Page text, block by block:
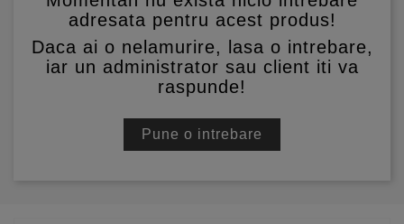
adresata pentru acest produs!
Daca ai o nelamurire, lasa o intrebare,
iar un administrator sau client iti va
raspunde!
Pune o intrebare